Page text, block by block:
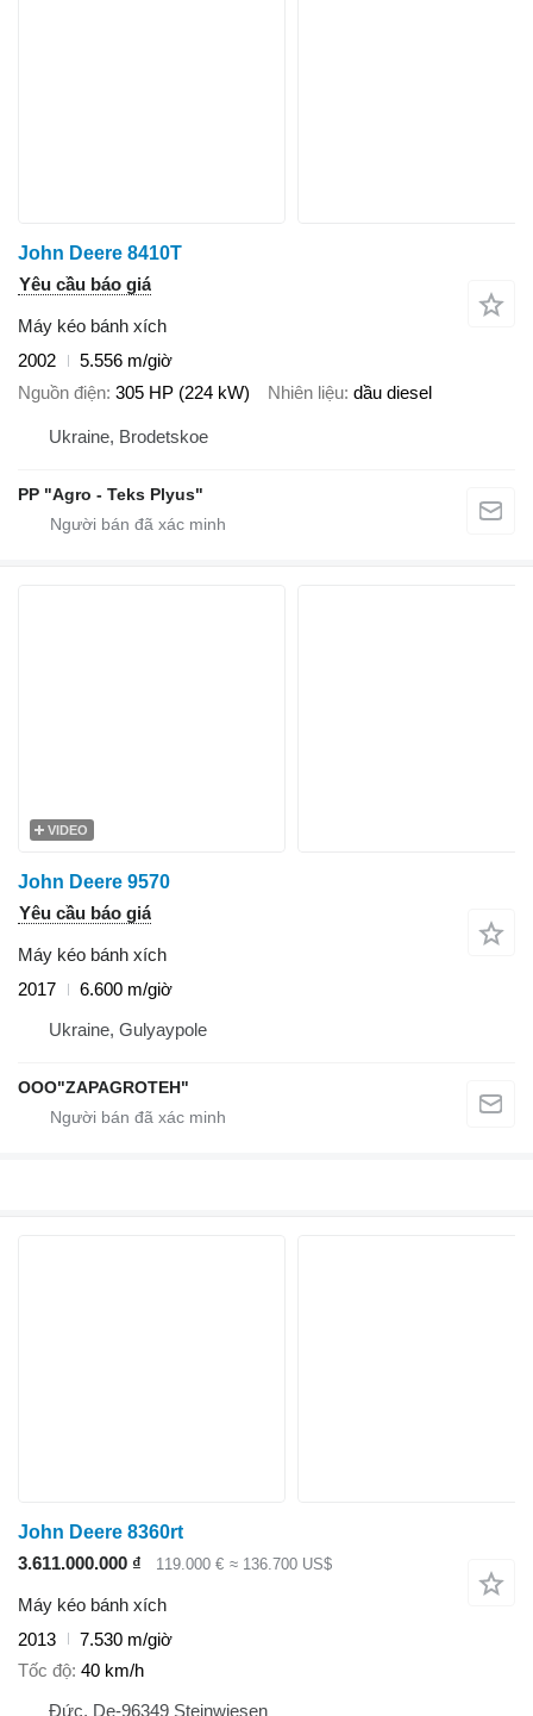
John Deere 8410T
Yêu cầu báo giá
Máy kéo bánh xích
2002
5.556 m/giờ
Nguồn điện 305 HP (224 kW) Nhiên liệu dầu diesel
Ukraine, Brodetskoe
PP "Agro - Teks Plyus"
VIDEO
John Deere 9570
Yêu cầu báo giá
Máy kéo bánh xích
2017
6.600 m/giờ
Ukraine, Gulyaypole
OOO"ZAPAGROTEH"
John Deere 8360rt
3.611.000.000 ₫
119.000 € ≈ 136.700 US$
Máy kéo bánh xích
2013
7.530 m/giờ
Tốc độ 40 km/h
Đức, De-96349 Steinwiesen